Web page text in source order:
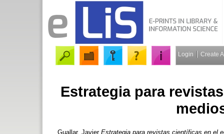
Login Create
Estrategia para
Guallar, Javier Estrategia para revistas científicas en el